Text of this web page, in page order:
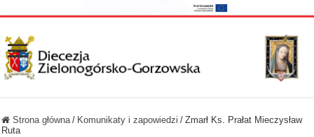
Strona główna / Komunikaty i zapowiedzi / Zmarł Ks. Prałat Mieczysław
Ruta